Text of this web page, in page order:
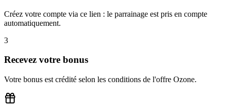
Créez votre compte via ce lien : le parrainage est pris en compte
automatiquement.
3
Recevez votre bonus
Votre bonus est crédité selon les conditions de l'offre Ozone.